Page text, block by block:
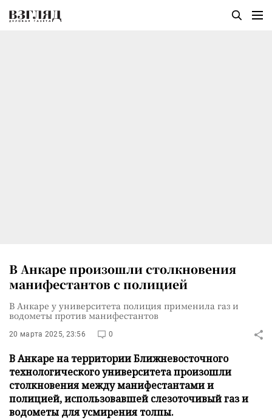
В Анкаре произошли столкновения
манифестантов с полицией
В Анкаре у университета полиция применила газ и
водометы против манифестантов
20 марта 2025, 23:56 0
В Анкаре на территории Ближневосточного
технологического университета произошли
столкновения между манифестантами и
полицией, использовавшей слезоточивый газ и
водометы для усмирения толпы.